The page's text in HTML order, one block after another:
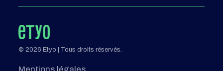
© 2026 Etyo | Tous droits réservés.